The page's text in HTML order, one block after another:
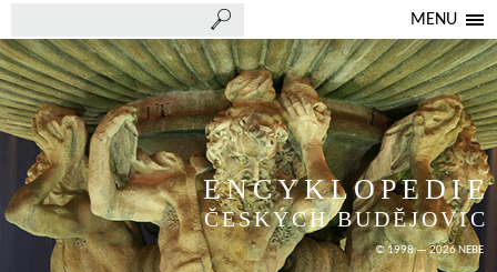
MENU
ENCYKLOPEDIE
ČESKÝCH BUDĚJOVIC
© 1998 — 2026 NEBE